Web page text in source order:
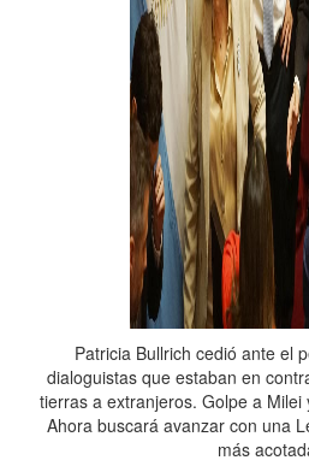
Patricia Bullrich cedió ante el
dialoguistas que estaban en
tierras a extranjeros. Golpe a
Ahora buscará avanzar con una
más